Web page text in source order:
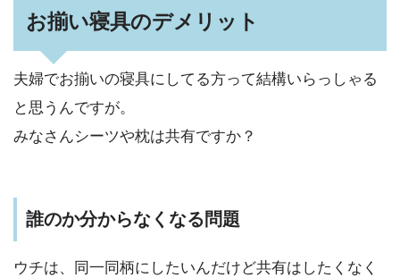
お揃い寝具のデメリット
夫婦でお揃いの寝具にしてる方って結構いらっしゃる
と思うんですが。
みなさんシーツや枕は共有ですか？
誰のか分からなくなる問題
ウチは、同一同柄にしたいんだけど共有はしたくなく